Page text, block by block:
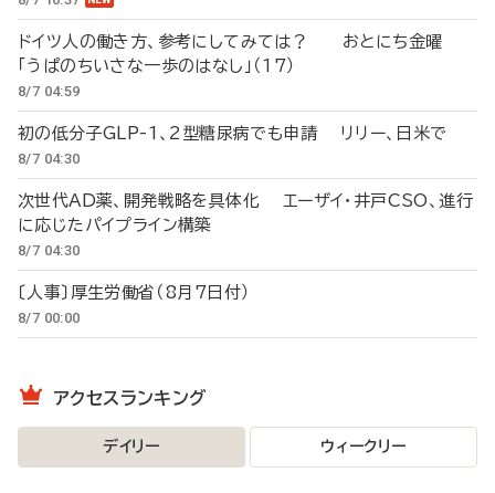
ドイツ人の働き方、参考にしてみては？ おとにち金曜
「うぱのちいさな一歩のはなし」（17）
8/7 04:59
初の低分子GLP-1、2型糖尿病でも申請 リリー、日米で
8/7 04:30
次世代AD薬、開発戦略を具体化 エーザイ・井戸CSO、進行
に応じたパイプライン構築
8/7 04:30
〔人事〕厚生労働省（8月7日付）
8/7 00:00
アクセスランキング
デイリー ウィークリー